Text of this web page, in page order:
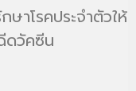
ษาโรคประจำตัวให้
ดวัคซีน